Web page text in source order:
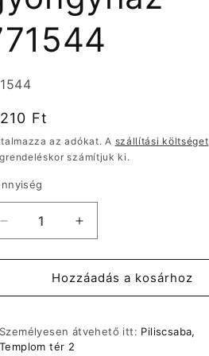
Ft
az adókat. A szállítási költséget
számítjuk ki.
Legrand
Galea
Life
billentyű
lámpajellel,
771544
mennyiségének
Legrand
Galea
Life
billentyű
lámpajellel,
771544
Hozzáadás a kosárhoz
Személyesen átvehető itt: Piliscsaba,
Templom tér 2